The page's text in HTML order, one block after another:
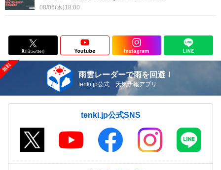
08/06(木)18:00
雨雲レーダーで雨を回避！
tenki.jp公式 天気予報アプリ
tenki.jp公式SNS